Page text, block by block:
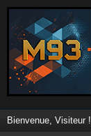
Bienvenue, Visiteur !